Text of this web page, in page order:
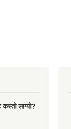
कस्तो लाग्यो?